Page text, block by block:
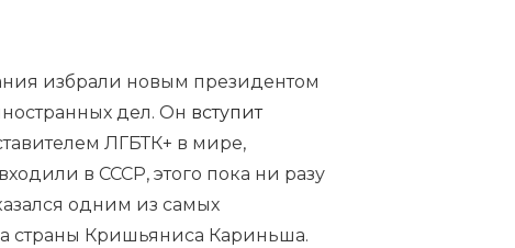
избрали новым президентом
дел. Он вступит
ЛГБТК+ в мире,
в СССР, этого пока ни разу
одним из самых
страны Кришьяниса Кариньша.